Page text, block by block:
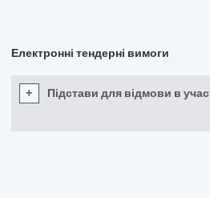
Електронні тендерні вимоги
+ Підстави для відмови в